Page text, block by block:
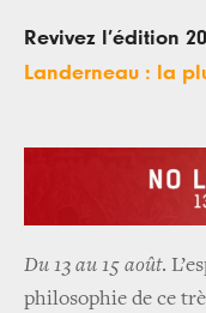
Revivez l’édition
Landerneau : la
Du 13 au 15 août.
philosophie de ce